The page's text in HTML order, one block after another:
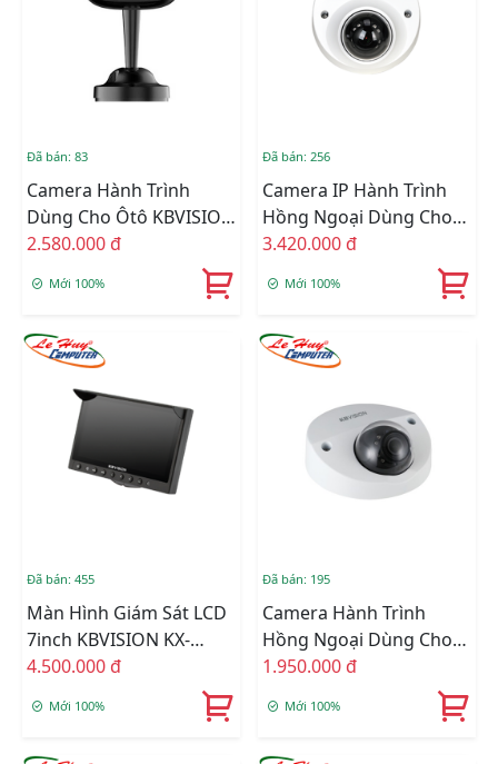
Đã bán: 83
Camera Hành Trình
Dùng Cho Ôtô KBVISION
KX-FM1001-DSM
2.580.000 đ
Mới 100%
Đã bán: 256
Camera IP Hành Trình
Hồng Ngoại Dùng Cho
Ôtô KBVISION KX-
3.420.000 đ
Mới 100%
Đã bán: 455
Màn Hình Giám Sát LCD
7inch KBVISION KX-
FMLCD7-E
4.500.000 đ
Mới 100%
Đã bán: 195
Camera Hành Trình
Hồng Ngoại Dùng Cho
Ôtô KBVISION KX-
1.950.000 đ
Mới 100%